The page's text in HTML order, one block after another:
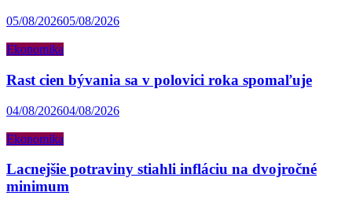
05/08/202605/08/2026
Ekonomika
Rast cien bývania sa v polovici roka spomaľuje
04/08/202604/08/2026
Ekonomika
Lacnejšie potraviny stiahli infláciu na dvojročné
minimum